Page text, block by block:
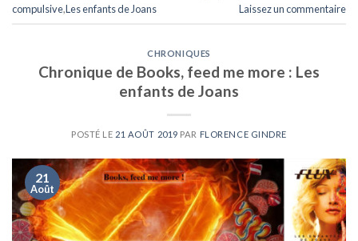
compulsive,Les enfants de Joans Laissez un commentaire
CHRONIQUES
Chronique de Books, feed me more : Les
enfants de Joans
POSTÉ LE 21 AOÛT 2019 PAR FLORENCE GINDRE
21
Août